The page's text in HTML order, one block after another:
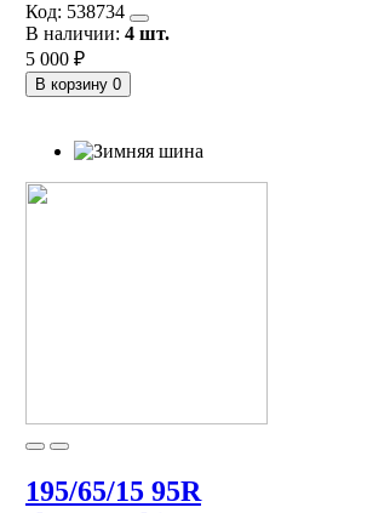
Код: 538734
В наличии: 4 шт.
5 000 ₽
В корзину 0
195/65/15 95R